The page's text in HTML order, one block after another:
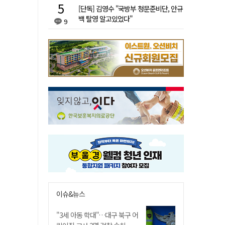
9
[단독] 김영수 "국방부 청문준비단, 안규
백 탈영 알고있었다"
이슈&뉴스
"3세 아동 학대"…대구 북구 어